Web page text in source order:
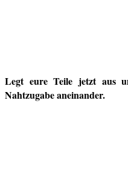
Legt eure Teile jetzt aus
Nahtzugabe aneinander.